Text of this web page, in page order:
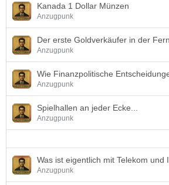
Kanada 1 Dollar Münzen
Anzugpunk
Der erste Goldverkäufer in der
Anzugpunk
Wie Finanzpolitische
Anzugpunk
Spielhallen an jeder Ecke...
Anzugpunk
Was ist eigentlich mit Telekom und
Anzugpunk